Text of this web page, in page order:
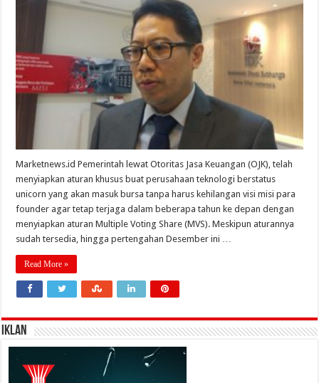
Marketnews.id Pemerintah lewat Otoritas Jasa Keuangan (OJK), telah
menyiapkan aturan khusus buat perusahaan teknologi berstatus
unicorn yang akan masuk bursa tanpa harus kehilangan visi misi para
founder agar tetap terjaga dalam beberapa tahun ke depan dengan
menyiapkan aturan Multiple Voting Share (MVS). Meskipun aturannya
sudah tersedia, hingga pertengahan Desember ini …
Read More »
IKLAN